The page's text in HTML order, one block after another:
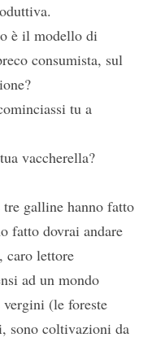
è il modello di
consumista, sul
tu a
vaccherella?
galline hanno fatto
fatto dovrai andare
caro lettore
ad un mondo
(le foreste
sono coltivazioni da